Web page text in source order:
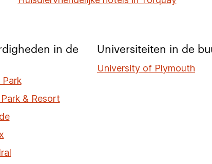
in de
& Resort
Universiteiten in de
University of Plymouth